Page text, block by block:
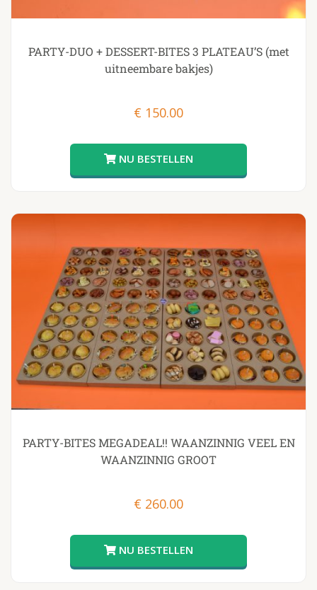
PARTY-DUO + DESSERT-BITES 3 PLATEAU’S (met
uitneembare bakjes)
€ 150.00
PARTY-BITES MEGADEAL!! WAANZINNIG VEEL EN
WAANZINNIG GROOT
€ 260.00